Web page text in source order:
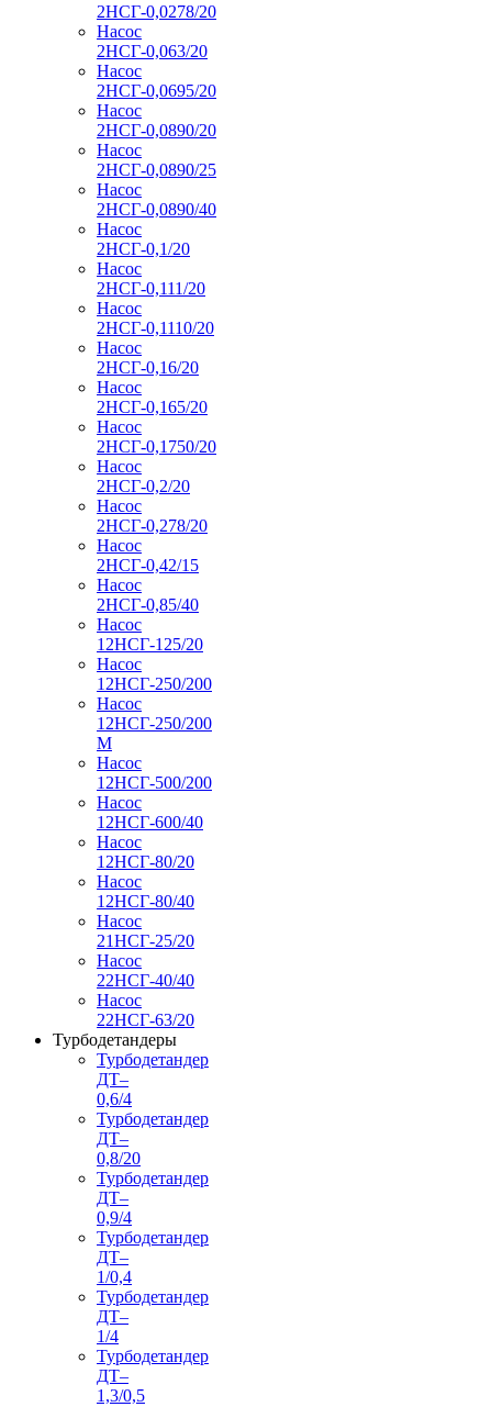
2НСГ-0,0278/20
Насос
2НСГ-0,063/20
Насос
2НСГ-0,0695/20
Насос
2НСГ-0,0890/20
Насос
2НСГ-0,0890/25
Насос
2НСГ-0,0890/40
Насос
2НСГ-0,1/20
Насос
2НСГ-0,111/20
Насос
2НСГ-0,1110/20
Насос
2НСГ-0,16/20
Насос
2НСГ-0,165/20
Насос
2НСГ-0,1750/20
Насос
2НСГ-0,2/20
Насос
2НСГ-0,278/20
Насос
2НСГ-0,42/15
Насос
2НСГ-0,85/40
Насос
12НСГ-125/20
Насос
12НСГ-250/200
Насос
12НСГ-250/200
М
Насос
12НСГ-500/200
Насос
12НСГ-600/40
Насос
12НСГ-80/20
Насос
12НСГ-80/40
Насос
21НСГ-25/20
Насос
22НСГ-40/40
Насос
22НСГ-63/20
Турбодетандеры
Турбодетандер
ДТ–
0,6/4
Турбодетандер
ДТ–
0,8/20
Турбодетандер
ДТ–
0,9/4
Турбодетандер
ДТ–
1/0,4
Турбодетандер
ДТ–
1/4
Турбодетандер
ДТ–
1,3/0,5